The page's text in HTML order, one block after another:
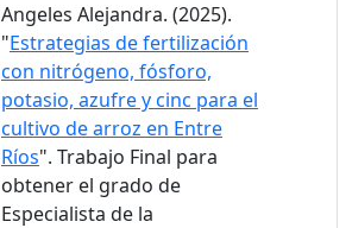
Angeles Alejandra. (2025).
"Estrategias de fertilización
con nitrógeno, fósforo,
potasio, azufre y cinc para el
cultivo de arroz en Entre
Ríos". Trabajo Final para
obtener el grado de
Especialista de la